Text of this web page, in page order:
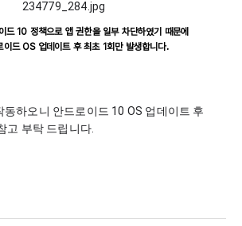
드 10 정책으로 앱 권한을 일부 차단하였기 때문에
이드 OS 업데이트 후 최초 1회만 발생합니다.
하오니 안드로이드 10 OS 업데이트 후
고 부탁 드립니다.